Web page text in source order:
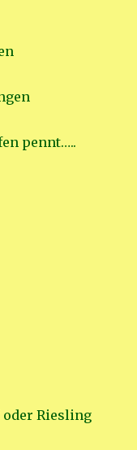
pennt…..
oder Riesling